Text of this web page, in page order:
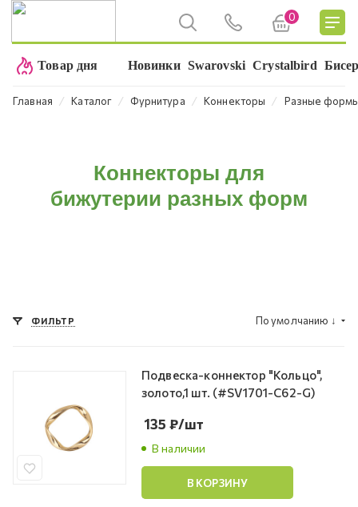
0
Товар дня Новинки Swarovski Crystalbird
Главная ⁄ Каталог ⁄ Фурнитура ⁄ Коннекторы ⁄ Разные
Коннекторы для
бижутерии разных форм
ФИЛЬТР По умолчанию ↓
Подвеска-коннектор "Кольцо",
золото,1 шт. (#SV1701-C62-G)
В наличии
135 ₽/шт
В КОРЗИНУ